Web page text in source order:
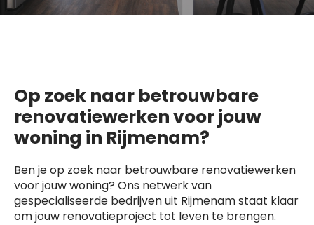
Op zoek naar betrouwbare
renovatiewerken voor jouw
woning in Rijmenam?
Ben je op zoek naar betrouwbare renovatiewerken
voor jouw woning? Ons netwerk van
gespecialiseerde bedrijven uit Rijmenam staat klaar
om jouw renovatieproject tot leven te brengen.